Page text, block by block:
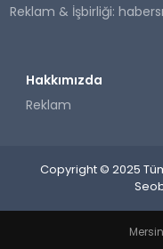
Reklam & İşbirliği:
Hakkımızda
Reklam
Copyright © 2025 Tüm